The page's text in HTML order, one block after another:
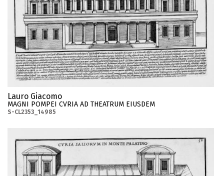
Lauro Giacomo
MAGNI POMPEI CVRIA AD THEATRUM EIUSDEM
S-CL2353_14985